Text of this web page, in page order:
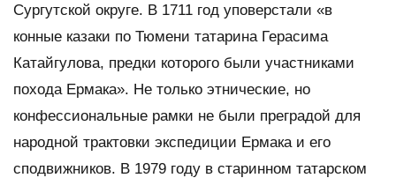
Сургутской округе. В 1711 год уповерстали «в
конные казаки по Тюмени татарина Герасима
Катайгулова, предки которого были участниками
похода Ермака». Не только этнические, но
конфессиональные рамки не были преградой для
народной трактовки экспедиции Ермака и его
сподвижников. В 1979 году в старинном татарском